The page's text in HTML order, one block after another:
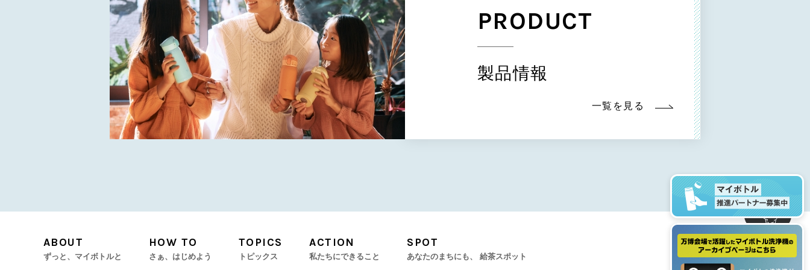
PRODUCT
製品情報
一覧を見る
ABOUT
ずっと、マイボトルと
HOW TO
さぁ、はじめよう
TOPICS
トピックス
ACTION
私たちにできること
SPOT
あなたのまちにも、給茶スポット